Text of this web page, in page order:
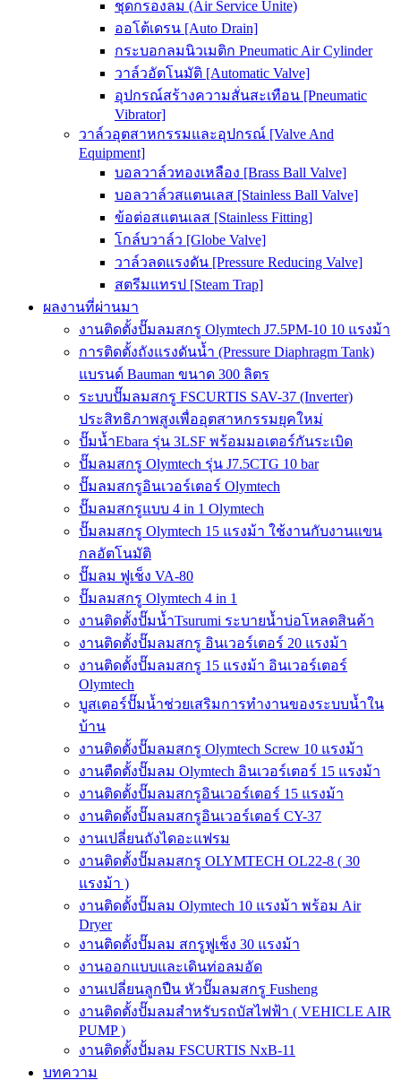
ชุดกรองลม (Air Service Unite)
ออโต้เดรน [Auto Drain]
กระบอกลมนิวเมติก Pneumatic Air Cylinder
วาล์วอัตโนมัติ [Automatic Valve]
อุปกรณ์สร้างความสั่นสะเทือน [Pneumatic
Vibrator]
วาล์วอุตสาหกรรมและอุปกรณ์ [Valve And
Equipment]
บอลวาล์วทองเหลือง [Brass Ball Valve]
บอลวาล์วสแตนเลส [Stainless Ball Valve]
ข้อต่อสแตนเลส [Stainless Fitting]
โกล์บวาล์ว [Globe Valve]
วาล์วลดแรงดัน [Pressure Reducing Valve]
สตรีมแทรป [Steam Trap]
ผลงานที่ผ่านมา
งานติดตั้งปั๊มลมสกรู Olymtech J7.5PM-10 10 แรงม้า
การติดตั้งถังแรงดันน้ำ (Pressure Diaphragm Tank)
แบรนด์ Bauman ขนาด 300 ลิตร
ระบบปั๊มลมสกรู FSCURTIS SAV-37 (Inverter)
ประสิทธิภาพสูงเพื่ออุตสาหกรรมยุคใหม่
ปั๊มน้ำEbara รุ่น 3LSF พร้อมมอเตอร์กันระเบิด
ปั๊มลมสกรู Olymtech รุ่น J7.5CTG 10 bar
ปั๊มลมสกรูอินเวอร์เตอร์ Olymtech
ปั๊มลมสกรูแบบ 4 in 1 Olymtech
ปั๊มลมสกรู Olymtech 15 แรงม้า ใช้งานกับงานแขน
กลอัตโนมัติ
ปั๊มลม ฟูเช็ง VA-80
ปั๊มลมสกรู Olymtech 4 in 1
งานติดตั้งปั๊มน้ำTsurumi ระบายน้ำบ่อโหลดสินค้า
งานติดตั้งปั๊มลมสกรู อินเวอร์เตอร์ 20 แรงม้า
งานติดตั้งปั๊มลมสกรู 15 แรงม้า อินเวอร์เตอร์
Olymtech
บูสเตอร์ปั๊มน้ำช่วยเสริมการทำงานของระบบน้ำใน
บ้าน
งานติดตั้งปั๊มลมสกรู Olymtech Screw 10 แรงม้า
งานตืดตั้งปั๊มลม Olymtech อินเวอร์เตอร์ 15 แรงม้า
งานติดตั้งปั๊มลมสกรูอินเวอร์เตอร์ 15 แรงม้า
งานติดตั้งปั๊มลมสกรูอินเวอร์เตอร์ CY-37
งานเปลี่ยนถังไดอะแฟรม
งานติดตั้งปั๊มลมสกรู OLYMTECH OL22-8 ( 30
แรงม้า )
งานติดตั้งปั๊มลม Olymtech 10 แรงม้า พร้อม Air
Dryer
งานติดตั้งปั๊มลม สกรูฟูเช็ง 30 แรงม้า
งานออกแบบและเดินท่อลมอัด
งานเปลี่ยนลูกปืน หัวปั๊มลมสกรู Fusheng
งานติดตั้งปั๊มลมสำหรับรถบัสไฟฟ้า ( VEHICLE AIR
PUMP )
งานติดตั้งปั้มลม FSCURTIS NxB-11
บทความ